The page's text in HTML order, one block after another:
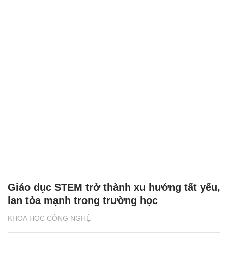
KHOA HỌC CÔNG NGHỆ
Giáo dục STEM trở thành xu hướng tất yếu,
lan tỏa mạnh trong trường học